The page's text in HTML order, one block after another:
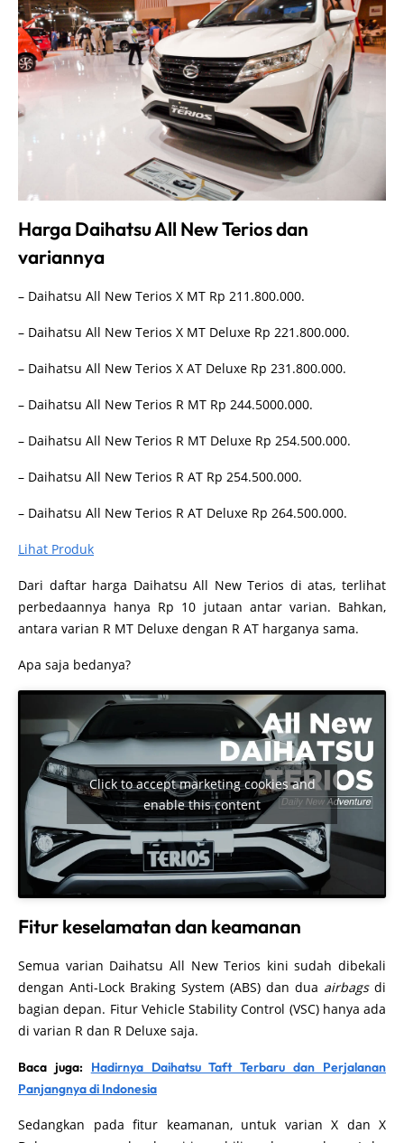
Harga Daihatsu All New Terios dan
variannya
– Daihatsu All New Terios X MT Rp 211.800.000.
– Daihatsu All New Terios X MT Deluxe Rp 221.800.000.
– Daihatsu All New Terios X AT Deluxe Rp 231.800.000.
– Daihatsu All New Terios R MT Rp 244.5000.000.
– Daihatsu All New Terios R MT Deluxe Rp 254.500.000.
– Daihatsu All New Terios R AT Rp 254.500.000.
– Daihatsu All New Terios R AT Deluxe Rp 264.500.000.
Lihat Produk
Dari daftar harga Daihatsu All New Terios di atas, terlihat
perbedaannya hanya Rp 10 jutaan antar varian. Bahkan,
antara varian R MT Deluxe dengan R AT harganya sama.
Apa saja bedanya?
Click to accept marketing cookies and
enable this content
Fitur keselamatan dan keamanan
Semua varian Daihatsu All New Terios kini sudah dibekali
dengan Anti-Lock Braking System (ABS) dan dua airbagsdi
bagian depan. Fitur Vehicle Stability Control (VSC) hanya ada
di varian R dan R Deluxe saja.
Baca juga: Hadirnya Daihatsu Taft Terbaru dan Perjalanan
Panjangnya di Indonesia
Sedangkan pada fitur keamanan, untuk varian X dan X